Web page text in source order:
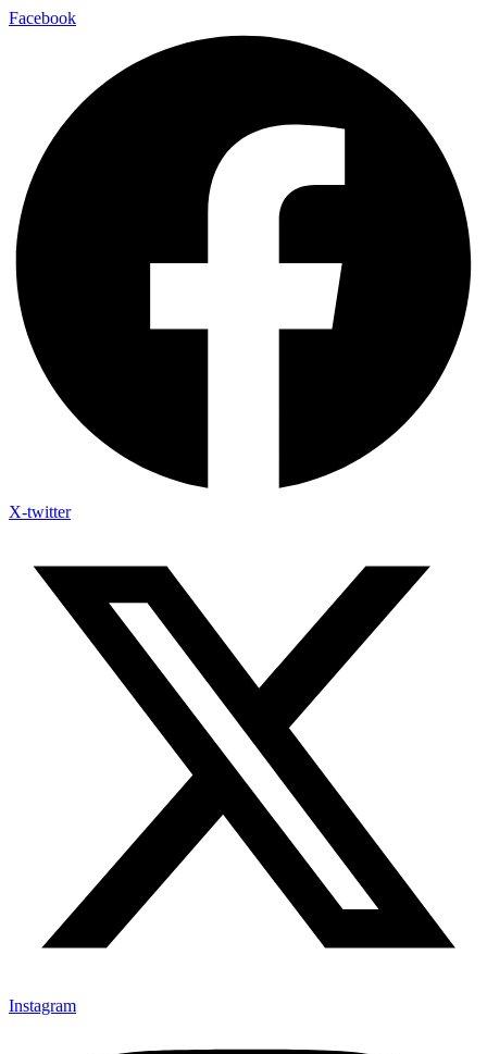
Facebook
X-twitter
Instagram